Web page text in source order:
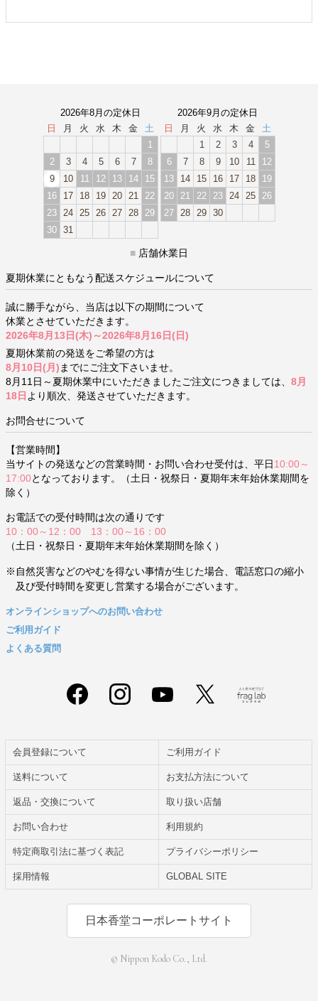
2026年8月の定休日
日
月 火 水 木 金
土
1
2
3 4 5 6 7
8
9
10 11 12 13 14
15
16
17 18 19 20 21
22
23 24 25 26 27 28
29
30 31
2026年9月の定休日
日
月 火 水 木 金
土
1
2 3 4
5
6
7 8 9 10 11
12
13
14 15 16 17 18
19
20
21 22 23 24 25
26
27 28 29 30
■ 店舗休業日
夏期休業にともなう配送スケジュールについて
誠に勝手ながら、当店は以下の期間について
休業とさせていただきます。
2026年8月13日(木)～2026年8月16日(日)
夏期休業前の発送をご希望の方は
8月10日(月) までにご注文下さいませ。
8月11日～夏期休業中にいただきましたご注文につきましては、 8月
18日 より順次、発送させていただきます。
お問合せについて
【営業時間】
当サイトの発送などの営業時間・お問い合わせ受付は、平日 10:00～
17:00となっております。（土日・祝祭日・夏期年末年始休業期間を
除く）
お電話での受付時間は次の通りです
10：00～12：00 13：00～16：00
（土日・祝祭日・夏期年末年始休業期間を除く）
※自然災害などのやむを得ない事情が生じた場合、電話窓口の縮小
及び受付時間を変更し営業する場合がございます。
オンラインショップへのお問い合わせ
ご利用ガイド
よくある質問
会員登録について ご利用ガイド
送料について お支払方法について
返品・交換について 取り扱い店舗
お問い合わせ 利用規約
特定商取引法に基づく表記 プライバシーポリシー
採用情報 GLOBAL SITE
日本香堂コーポレートサイト
© Nippon Kodo Co., Ltd.